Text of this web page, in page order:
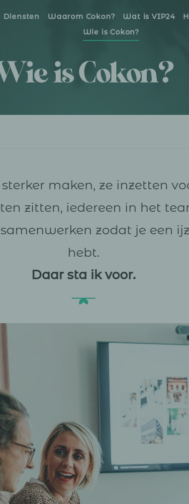
Diensten Waarom Cokon? Wat is VIP24
Wie is Cokon?
is Cokon?
maken, ze inzetten
zitten, iedereen in het
zodat je een
hebt.
Daar sta ik voor.